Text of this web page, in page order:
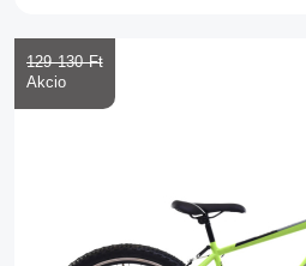
129 130 Ft‎